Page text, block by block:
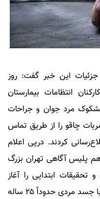
جزئیات این خبر گفت: روز
انتظامات بیمارستان
مرد جوان و جراحات
چاقو را از طریق تماس
پلیسی ۱۱۰، اطلاع‌رسانی کردند. درپی اعلام
پلیس آگاهی تهران بزرگ
تحقیقات ابتدایی را آغاز
کردند. تیم جنایی در نخستین گام با جسد مردی حدوداً ۲۵ ساله‌